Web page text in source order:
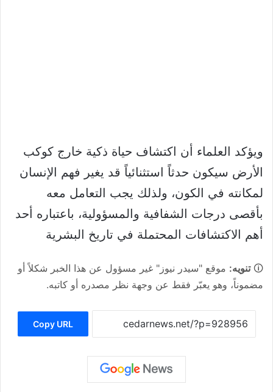
ويؤكد العلماء أن اكتشاف حياة ذكية خارج كوكب
الأرض سيكون حدثاً استثنائياً قد يغير فهم الإنسان
لمكانته في الكون، ولذلك يجب التعامل معه
بأقصى درجات الشفافية والمسؤولية، باعتباره أحد
أهم الاكتشافات المحتملة في تاريخ البشرية
🛈تنويه: موقع "سيدر نيوز" غير مسؤول عن هذا الخبر شكلاً أو
مضموناً، وهو يعبّر فقط عن وجهة نظر مصدره أو كاتبه.
Copy URL